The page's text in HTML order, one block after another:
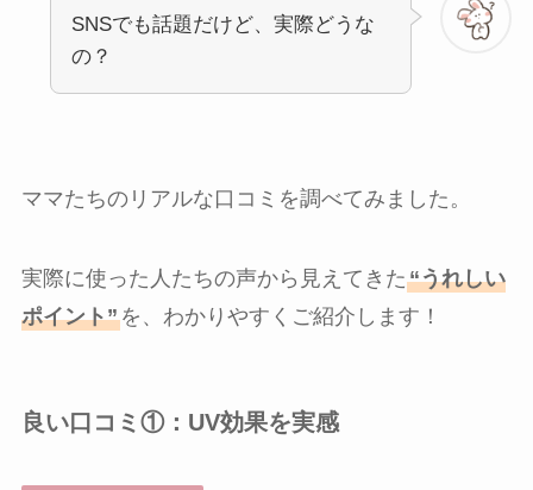
SNSでも話題だけど、実際どうな
の？
ママたちのリアルな口コミを調べてみました。
実際に使った人たちの声から見えてきた“うれしい
ポイント”を、わかりやすくご紹介します！
良い口コミ①：UV効果を実感